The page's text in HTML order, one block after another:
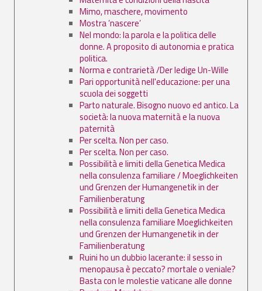
Mimo, maschere, movimento
Mostra ’nascere’
Nel mondo: la parola e la politica delle
donne. A proposito di autonomia e pratica
politica.
Norma e contrarietà /Der ledige Un-Wille
Pari opportunità nell'educazione: per una
scuola dei soggetti
Parto naturale. Bisogno nuovo ed antico. La
società: la nuova maternità e la nuova
paternità
Per scelta. Non per caso.
Per scelta. Non per caso.
Possibilità e limiti della Genetica Medica
nella consulenza familiare / Moeglichkeiten
und Grenzen der Humangenetik in der
Familienberatung
Possibilità e limiti della Genetica Medica
nella consulenza familiare Moeglichkeiten
und Grenzen der Humangenetik in der
Familienberatung
Ruini ho un dubbio lacerante: il sesso in
menopausa è peccato? mortale o veniale?
Basta con le molestie vaticane alle donne